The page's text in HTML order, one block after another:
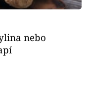
nebo